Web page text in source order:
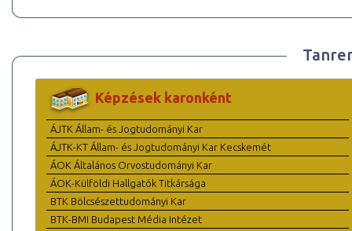
Képzések karonként
ÁJTK Állam- és Jogtudományi Kar
ÁJTK-KT Állam- és Jogtudományi Kar Kecskemét
ÁOK Általános Orvostudományi Kar
ÁOK-Külföldi Hallgatók Titkársága
BTK Bölcsészettudományi Kar
BTK-BMI Budapest Média Intézet